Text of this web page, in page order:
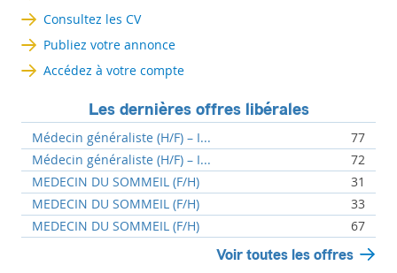
Consultez les CV
Publiez votre annonce
Accédez à votre compte
Les dernières offres libérales
Médecin généraliste (H/F) – I...
77
Médecin généraliste (H/F) – I...
72
MEDECIN DU SOMMEIL (F/H)
31
MEDECIN DU SOMMEIL (F/H)
33
MEDECIN DU SOMMEIL (F/H)
67
Voir toutes les offres